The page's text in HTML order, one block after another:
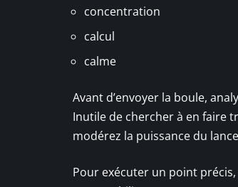
concentration
calcul
calme
Avant d’envoyer la boule,
Inutile de chercher à en faire
modérez la puissance du
Pour exécuter un point